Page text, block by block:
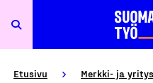
Etusivu Merkki- ja